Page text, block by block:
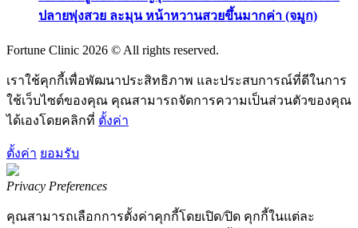
ปลายพุ่งสวย ละมุน หน้าหวานสวยขึ้นมากค่า (จมูก)
Fortune Clinic 2026 © All rights reserved.
เราใช้คุกกี้เพื่อพัฒนาประสิทธิภาพ และประสบการณ์ที่ดีในการ
ใช้เว็บไซต์ของคุณ คุณสามารถจัดการความเป็นส่วนตัวของคุณ
ได้เองโดยคลิกที่ ตั้งค่า
ตั้งค่า ยอมรับ
Privacy Preferences
คุณสามารถเลือกการตั้งค่าคุกกี้โดยเปิด/ปิด คุกกี้ในแต่ละ